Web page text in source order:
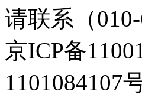
请联系（010-
京ICP备
1101084107